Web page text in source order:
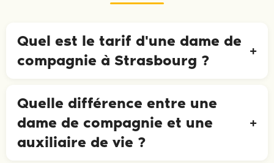
Quel est le tarif d'une dame de
compagnie à Strasbourg ?
Quelle différence entre une
dame de compagnie et une
auxiliaire de vie ?